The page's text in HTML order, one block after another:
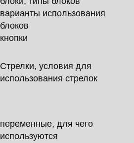
варианты использования
блоков
кнопки
Стрелки, условия для
использования стрелок
переменные, для чего
используются